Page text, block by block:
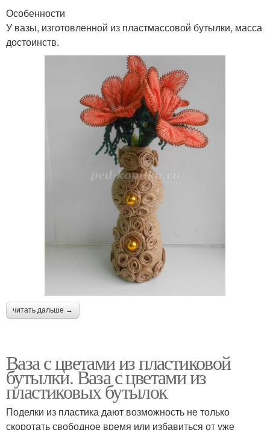
Особенности
У вазы, изготовленной из пластмассовой бутылки, масса
достоинств.
читать дальше →
Ваза с цветами из пластиковой
бутылки. Ваза с цветами из
пластиковых бутылок
Поделки из пластика дают возможность не только
скоротать свободное время или избавиться от уже